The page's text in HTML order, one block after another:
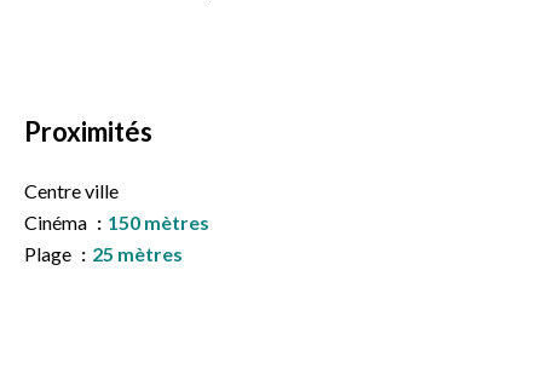
Proximités
Centre ville
Cinéma
150 mètres
Plage
25 mètres